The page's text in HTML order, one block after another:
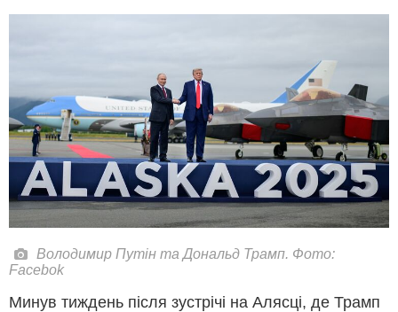
Володимир Путін та Дональд Трамп. Фото:
Facebok
Минув тиждень після зустрічі на Алясці, де Трамп